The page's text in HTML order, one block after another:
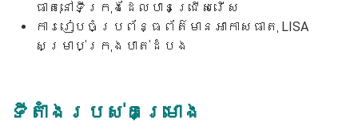
ធាតុនៅទីក្រុងដែលបានជ្រើសរើស
ការរៀបចំប្រព័ន្ធព័ត៌មានអាកាសធាតុ LISA
សម្រាប់ក្រុងបាត់ដំបង
ទីតាំងរបស់គម្រោង